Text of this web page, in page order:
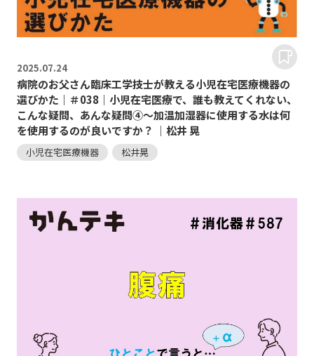
2025.07.24
病院のお父さん臨床工学技士が教える小児在宅医療機器の
選びかた｜＃038｜小児在宅医療で、誰も教えてくれない、
こんな疑問、あんな疑問④～加温加湿器に使用する水は何
を使用するのが良いですか？ ｜松井 晃
小児在宅医療機器 松井晃